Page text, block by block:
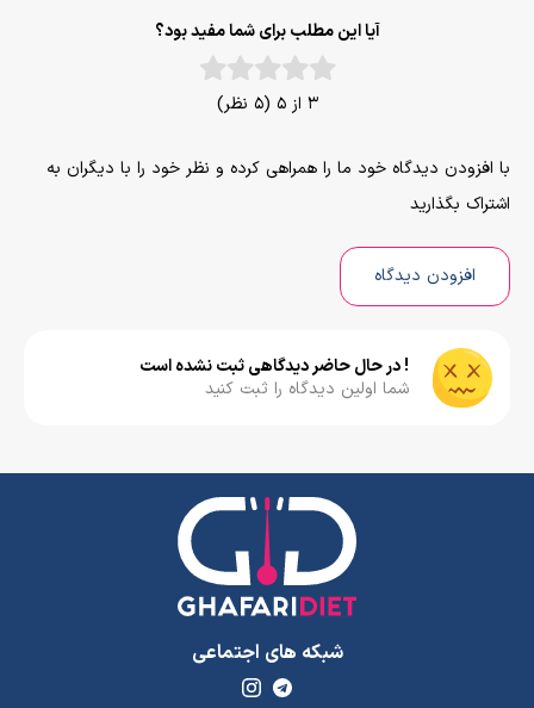
آیا این مطلب برای شما مفید بود؟
3 از 5 (5 نظر)
با افزودن دیدگاه خود ما را همراهی کرده و نظر خود را با دیگران به
اشتراک بگذارید
افزودن دیدگاه
! در حال حاضر دیدگاهی ثبت نشده است
شما اولین دیدگاه را ثبت کنید
شبکه های اجتماعی